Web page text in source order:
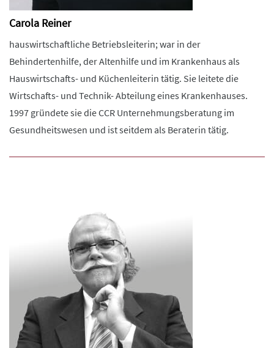
Carola Reiner
hauswirtschaftliche Betriebsleiterin; war in der
Behindertenhilfe, der Altenhilfe und im Krankenhaus als
Hauswirtschafts- und Küchenleiterin tätig. Sie leitete die
Wirtschafts- und Technik- Abteilung eines Krankenhauses.
1997 gründete sie die CCR Unternehmungsberatung im
Gesundheitswesen und ist seitdem als Beraterin tätig.